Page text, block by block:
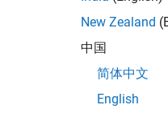
Talent
Erhalten Sie personalisierte
New Zealand
中国
简体中文
English